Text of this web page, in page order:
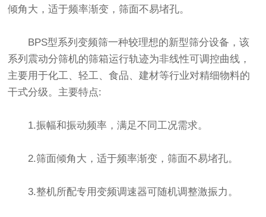
倾角大，适于频率渐变，筛面不易堵孔。
BPS型系列变频筛一种较理想的新型筛分设备，该
系列震动分筛机的筛箱运行轨迹为非线性可调控曲线，
主要用于化工、轻工、食品、建材等行业对精细物料的
干式分级。主要特点:
1.振幅和振动频率，满足不同工况需求。
2.筛面倾角大，适于频率渐变，筛面不易堵孔。
3.整机所配专用变频调速器可随机调整激振力。